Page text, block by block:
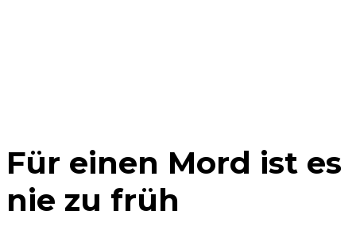
Für einen Mord ist es
nie zu früh